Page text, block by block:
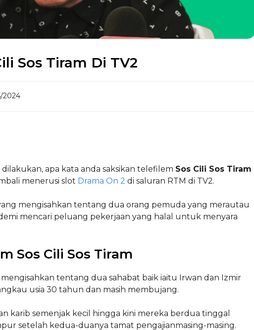
Sos Tiram Di TV2
2024
apa kata anda saksikan telefilem Sos Cili Sos Tiram
menerusi slot Drama On 2 di saluran RTM di TV2.
mengisahkan tentang dua orang pemuda yang merautau
mencari peluang pekerjaan yang halal untuk menyara
Sos Cili Sos Tiram
mengisahkan tentang dua sahabat baik iaitu Irwan dan Izmir
usia 30 tahun dan masih membujang.
karib semenjak kecil hingga kini mereka berdua tinggal
setelah kedua-duanya tamat pengajianmasing-masing.